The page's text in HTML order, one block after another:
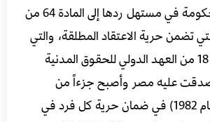
وبينما استندت الحكومة في مستهل ردها إلى المادة 64 من
تضمن حرية الاعتقاد المطلقة، والتي
تتماشى مع المادة 18 من العهد الدولي للحقوق المدنية
صدقت عليه مصر وأصبح جزءاً من
تشريعها الوطني عام 1982) في ضمان حرية كل فرد في